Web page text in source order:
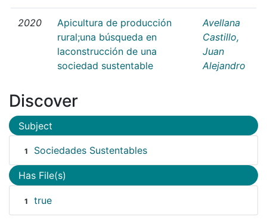
2020
Apicultura de producción
rural;una búsqueda en
laconstrucción de una
sociedad sustentable
Avellana
Castillo,
Juan
Alejandro
Discover
Subject
1 Sociedades Sustentables
Has File(s)
1 true